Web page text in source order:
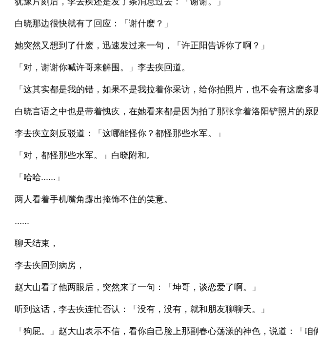
白晓那边很快就有了回应：「谢什麽？」
她突然又想到了什麽，迅速发过来一句，「许正阳告诉你了啊？」
「对，谢谢你喊许哥来解围。」李去疾回道。
「这其实都是我的错，如果不是我拉着你采访，给你拍照片，也不会有这麽多
白晓言语之中也是带着愧疚，在她看来都是因为拍了那张拿着洛阳铲照片的原
李去疾立刻反驳道：「这哪能怪你？都怪那些水军。」
「对，都怪那些水军。」白晓附和。
「哈哈......」
两人看着手机嘴角露出掩饰不住的笑意。
......
聊天结束，
李去疾回到病房，
赵大山看了他两眼后，突然来了一句：「坤哥，谈恋爱了啊。」
听到这话，李去疾连忙否认：「没有，没有，就和朋友聊聊天。」
「狗屁。」赵大山表示不信，看你自己脸上那副春心荡漾的神色，说道：「咱